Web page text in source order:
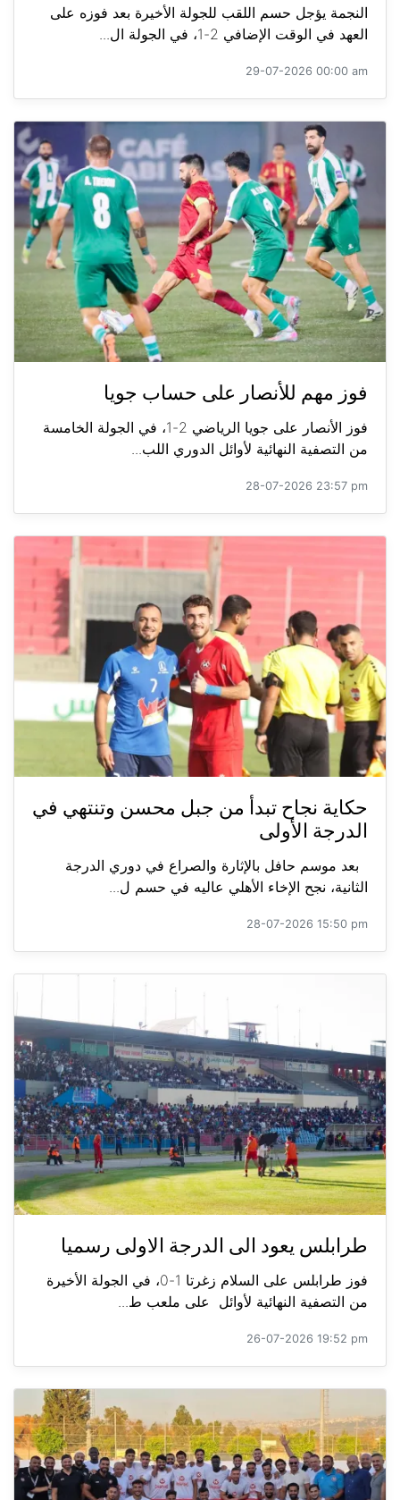
النجمة يؤجل حسم اللقب للجولة الأخيرة بعد فوزه على
العهد في الوقت الإضافي 2-1، في الجولة ال...
29-07-2026 00:00 am
فوز مهم للأنصار على حساب جويا
فوز الأنصار على جويا الرياضي 2-1، في الجولة الخامسة
من التصفية النهائية لأوائل الدوري اللب...
28-07-2026 23:57 pm
حكاية نجاح تبدأ من جبل محسن وتنتهي في
الدرجة الأولى
بعد موسم حافل بالإثارة والصراع في دوري الدرجة
الثانية، نجح الإخاء الأهلي عاليه في حسم ل...
28-07-2026 15:50 pm
طرابلس يعود الى الدرجة الاولى رسميا
فوز طرابلس على السلام زغرتا 1-0، في الجولة الأخيرة
من التصفية النهائية لأوائل على ملعب ط...
26-07-2026 19:52 pm